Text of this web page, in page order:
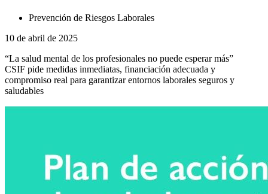
Prevención de Riesgos Laborales
10 de abril de 2025
“La salud mental de los profesionales no puede esperar más”
CSIF pide medidas inmediatas, financiación adecuada y
compromiso real para garantizar entornos laborales seguros y
saludables